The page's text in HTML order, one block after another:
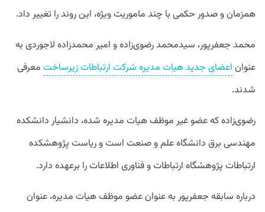
همزمان و صدور حکمی با چند ماموریت ویژه، این روند را تغییر داد.
محمد جعفرپور، سیدمحمد رضوی‌زاده و امیر محمدزاده لاجوردی به
عنوان اعضای جدید هیات مدیره شرکت ارتباطات زیرساخت معرفی
شدند.
رضوی‌زاده که عضو غیر موظف هیات مدیره شده، دانشیار دانشکده
مهندسی برق دانشگاه علم و صنعت است و ریاست پژوهشکده
ارتباطات پژوهشگاه ارتباطات و فناوری اطلاعات را برعهده دارد.
درباره سابقه جعفرپور به عنوان عضو موظف هیات مدیره، عنوان